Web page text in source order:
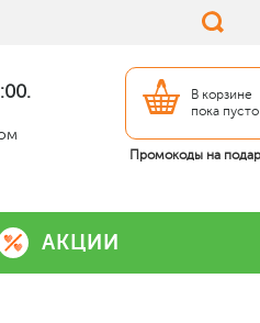
В корзине
пока пусто
Промокоды на
АКЦИИ